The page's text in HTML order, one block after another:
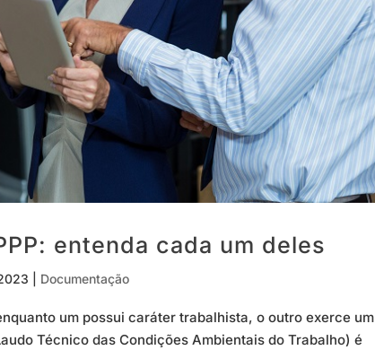
entenda cada um deles
Documentação
um possui caráter trabalhista, o outro exerce um
Técnico das Condições Ambientais do Trabalho) é